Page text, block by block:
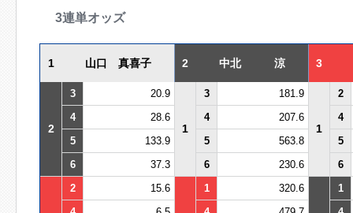
3連単オッズ
1 山口 真喜子 2 中北 涼 3
2
3 20.9
1
3 181.9
1
2
4
28.6 4 207.6
4
5
133.9 5 563.8
5
6
37.3 6 230.6 6
2 15.6 1 320.6
1